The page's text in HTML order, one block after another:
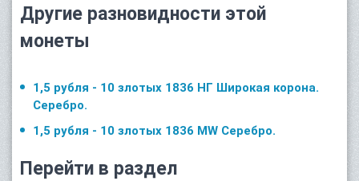
Другие разновидности этой
монеты
1,5 рубля - 10 злотых 1836 НГ Широкая корона.
Серебро.
1,5 рубля - 10 злотых 1836 MW Серебро.
Перейти в раздел